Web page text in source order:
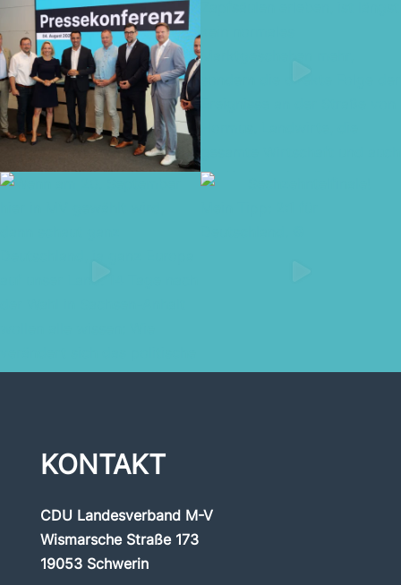
KONTAKT
CDU Landesverband M-V
Wismarsche Straße 173
19053 Schwerin